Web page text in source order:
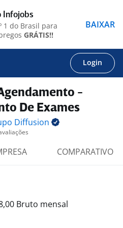
Login
-
De Exames
Diffusion
COMPARATIVO
Bruto mensal
Infojobs
1 do Brasil para
GRÁTIS!!
BAIXAR